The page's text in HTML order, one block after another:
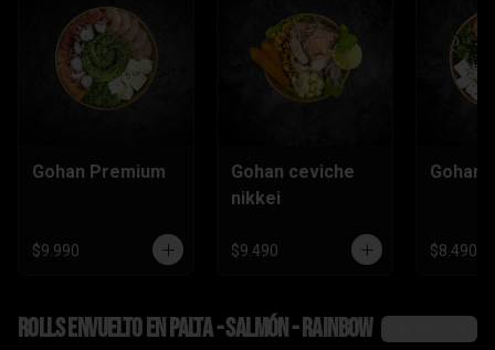
Gohan Premium
$9.990
Gohan ceviche
nikkei
$9.490
Gohan
$8.490
Rolls envuelto en palta - salmón - rainbow